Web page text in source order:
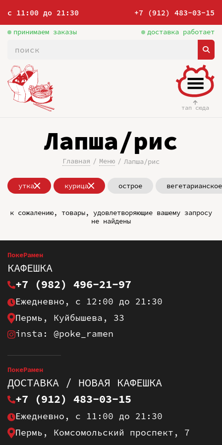
с 11:00 до 21:30 +7 (912) 483-03-15
принимаем заказы доставка работает
тап сюда
Лапша/рис
Главная Меню Лапша/рис
утка курица острое вегетарианское
к сожалению, товары, удовлетворяющие вашему запросу
не найдены
ПокеРамен
КАФЕШКА
+7 (982) 496-21-97
Ежедневно, с 12:00 до 21:30
Пермь, Куйбышева, 33
insta: @poke_ramen
ПокеРамен
ДОСТАВКА / НОВАЯ КАФЕШКА
+7 (912) 483-03-15
Ежедневно, с 11:00 до 21:30
Пермь, Комсомольский проспект, 7